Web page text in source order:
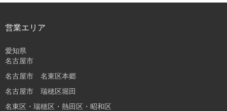
営業エリア
愛知県
名古屋市
名古屋市 名東区本郷
名古屋市 瑞穂区堀田
名東区・瑞穂区・熱田区・昭和区